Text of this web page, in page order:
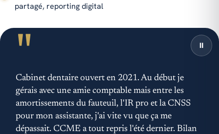
partagé, reporting digital
⏸
Témoignage de Imane F., Cabinet dentaire, Iberia
"
Cabinet dentaire ouvert en 2021. Au début je
gérais avec une amie comptable mais entre les
amortissements du fauteuil, l'IR pro et la CNSS
pour mon assistante, j'ai vite vu que ça me
dépassait. CCME a tout repris l'été dernier. Bilan